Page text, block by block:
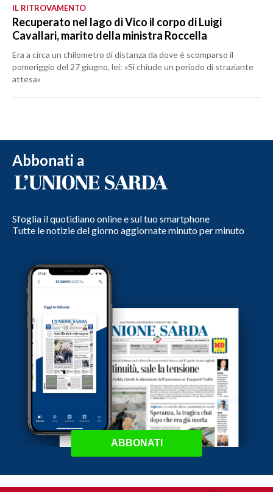
IL RITROVAMENTO
Recuperato nel lago di Vico il corpo di Luigi
Cavallari, marito della ministra Roccella
Era a circa un chilometro di distanza da dove è scomparso il
pomeriggio del 27 giugno, lei: «Si chiude un periodo di straziante
attesa»
Abbonati a
Sfoglia il quotidiano online e sul tuo smartphone
Tutte le notizie del giorno aggiornate minuto per minuto
ABBONATI